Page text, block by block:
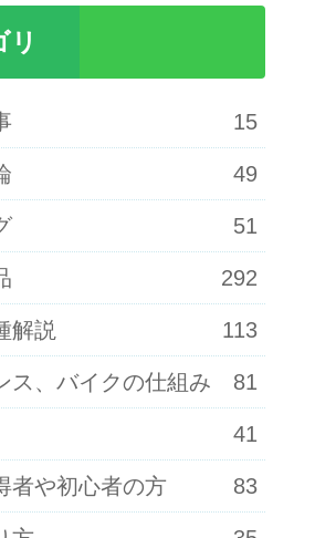
リ
15
49
51
292
解説 113
ス、バイクの仕組み 81
41
者や初心者の方 83